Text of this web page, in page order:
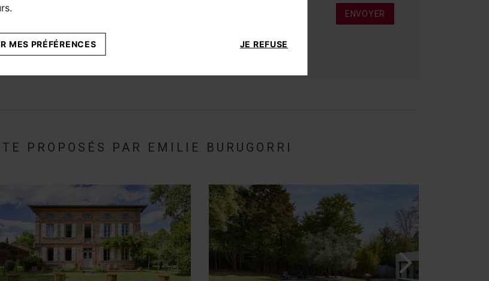
JE REFUSE
MES PRÉFÉRENCES Les champs marqués d'une * sont obligatoires
PROPOSÉS PAR EMILIE BURUGORRI